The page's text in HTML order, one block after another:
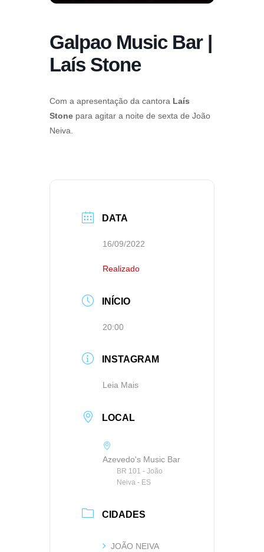
Galpao Music Bar |
Laís Stone
Com a apresentação da cantora Laís
Stone para agitar a noite de sexta de João
Neiva.
DATA
16/09/2022
Realizado
INÍCIO
20:00
INSTAGRAM
Leia Mais
LOCAL
Azevedo's Music Bar
BR 101 - João
Neiva - ES
CIDADES
JOÃO NEIVA